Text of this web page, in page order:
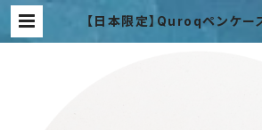
【日本限定】Quroqペンケ